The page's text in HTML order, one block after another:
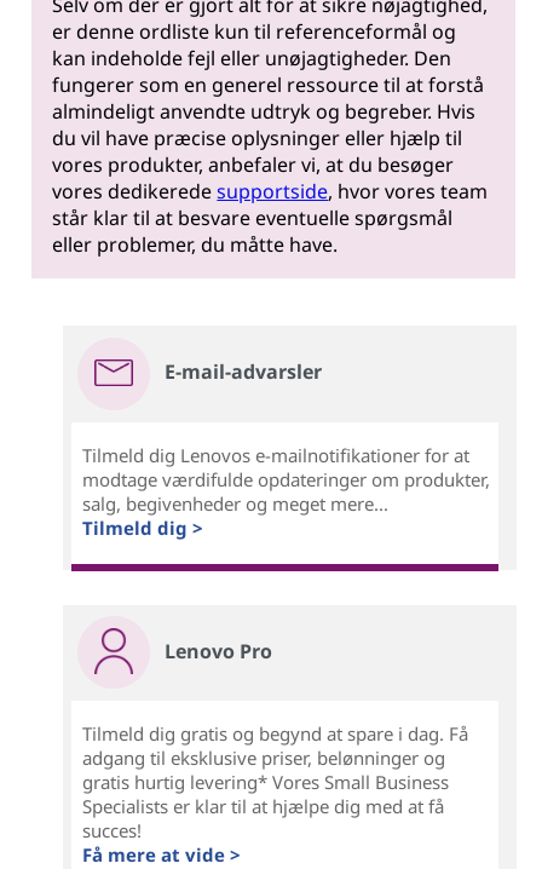
er denne ordliste kun til referenceformål og
kan indeholde fejl eller unøjagtigheder. Den
fungerer som en generel ressource til at forstå
almindeligt anvendte udtryk og begreber. Hvis
du vil have præcise oplysninger eller hjælp til
vores produkter, anbefaler vi, at du besøger
vores dedikeredesupportside, hvor vores team
står klar til at besvare eventuelle spørgsmål
eller problemer, du måtte have.
E-mail-advarsler
Tilmeld dig Lenovos e-mailnotifikationer for at
modtage værdifulde opdateringer om produkter,
salg, begivenheder og meget mere...
Tilmeld dig >
Lenovo Pro
Tilmeld dig gratis og begynd at spare i dag. Få
adgang til eksklusive priser, belønninger og
gratis hurtig levering* Vores Small Business
Specialists er klar til at hjælpe dig med at få
succes!
Få mere at vide >